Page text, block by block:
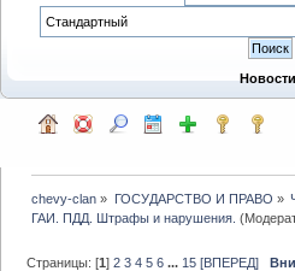
chevy-clan » ГОСУДАРСТВО И ПРАВО »
ГАИ. ПДД. Штрафы и нарушения.
Страницы: [1]2 3 4 5 6 ... 15 [ВПЕРЕД]